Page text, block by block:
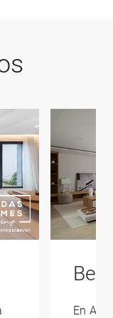
En